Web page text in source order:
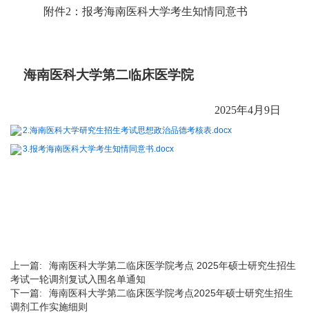
附件2 ： 报考海南医科大学考生知情同意书
海南医科大学第二临床医学院
2025年4月 9日
2.海南医科大学研究生招生考试思想政治品德考核表.docx
3.报考海南医科大学考生知情同意书.docx
上一篇:
海南医科大学第二临床医学院考点 2025年硕士研究生招生
考试一轮调剂复试入围名单通知
下一篇:
海南医科大学第二临床医学院考点2025年硕士研究生招生
调剂工作实施细则